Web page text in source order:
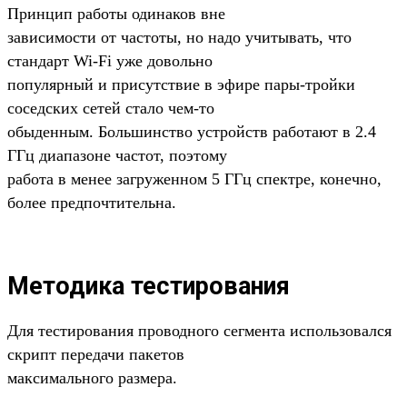
Принцип работы одинаков вне
зависимости от частоты, но надо учитывать, что
стандарт Wi-Fi уже довольно
популярный и присутствие в эфире пары-тройки
соседских сетей стало чем-то
обыденным. Большинство устройств работают в 2.4
ГГц диапазоне частот, поэтому
работа в менее загруженном 5 ГГц спектре, конечно,
более предпочтительна.
Методика тестирования
Для тестирования проводного сегмента использовался
скрипт передачи пакетов
максимального размера.